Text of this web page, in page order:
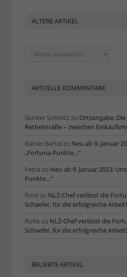
ÄLTERE ARTIKEL
Ältere
Artikel
AKTUELLE KOMMENTARE
Günter Schmitzzu Ortsangabe:
Rethelstraße – zwischen
Rainer Bartel zu Neu ab 9. Januar
„Fortuna-Punkte…“
Petra zu Neu ab 9. Januar 2023:
Punkte…“
Rorezu NLZ-Chef verlässt die
Schaefer, für die erfolgreiche Arbeit!
RoRezu NLZ-Chef verlässt die
Schaefer, für die erfolgreiche Arbeit!
BELIEBTE ARTIKEL